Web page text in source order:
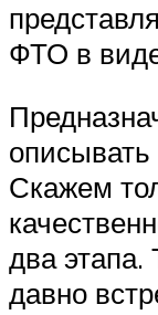
ФТО в
Скажем
два этапа.
давно